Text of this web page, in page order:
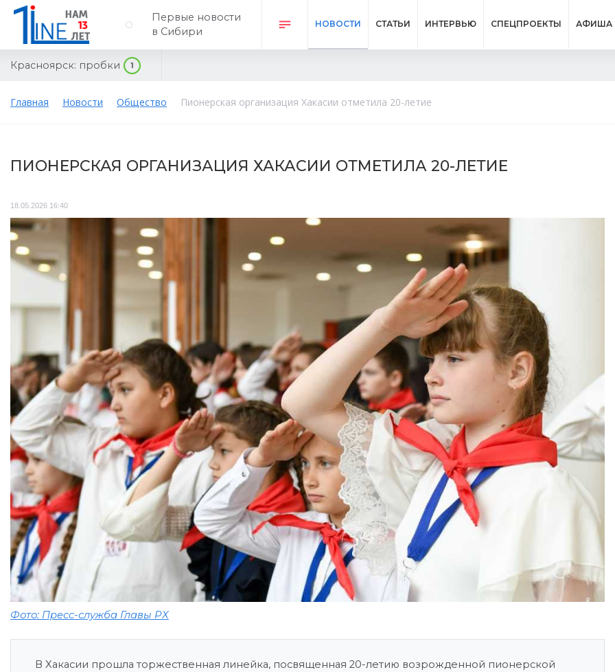
Первые новости
в Сибири
НОВОСТИ СТАТЬИ ИНТЕРВЬЮ СПЕЦПРОЕКТЫ АФИША
Красноярск: пробки 1
Главная Новости Общество Пионерская организация Хакасии отметила 20-летие
ПИОНЕРСКАЯ ОРГАНИЗАЦИЯ ХАКАСИИ ОТМЕТИЛА 20-ЛЕТИЕ
18.05.2026 16:40
Фото: Пресс-служба Главы РХ
В Хакасии прошла торжественная линейка, посвященная 20-летию возрожденной пионерской